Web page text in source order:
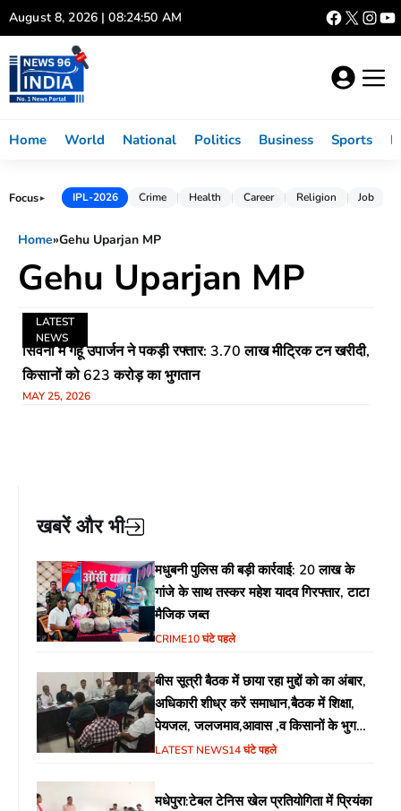
Skip
to
content
August 8, 2026 | 08:24:50 AM
Home World National Politics Business Sports
Focus► IPL-2026 Crime Health Career Religion Job
Home»Gehu Uparjan MP
Gehu Uparjan MP
LATEST
NEWS
सिवनी में गेहूं उपार्जन ने पकड़ी रफ्तार: 3.70 लाख मीट्रिक टन खरीदी,
किसानों को 623 करोड़ का भुगतान
MAY 25, 2026
खबरें और भी
मधुबनी पुलिस की बड़ी कार्रवाई: 20 लाख के
गांजे के साथ तस्कर महेश यादव गिरफ्तार, टाटा
मैजिक जब्त
CRIME10 घंटे पहले
बीस सूत्री बैठक में छाया रहा मुद्दों को का अंबार,
अधिकारी शीध्र करें समाधान,बैठक में शिक्षा,
पेयजल, जलजमाव,आवास ,व किसानों के भुगतान
का उठा मुद्दा
LATEST NEWS14 घंटे पहले
मधेपुरा:टेबल टेनिस खेल प्रतियोगिता में प्रियंका